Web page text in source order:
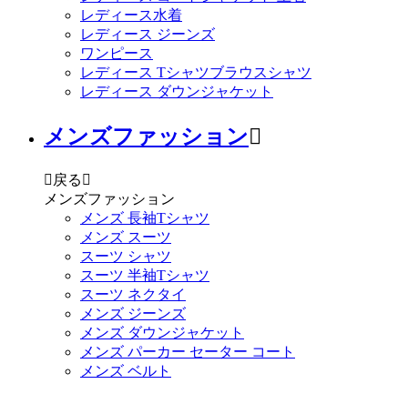
レディース水着
レディース ジーンズ
ワンピース
レディース Tシャツブラウスシャツ
レディース ダウンジャケット
メンズファッション
 戻る 
メンズファッション
メンズ 長袖Tシャツ
メンズ スーツ
スーツ シャツ
スーツ 半袖Tシャツ
スーツ ネクタイ
メンズ ジーンズ
メンズ ダウンジャケット
メンズ パーカー セーター コート
メンズ ベルト